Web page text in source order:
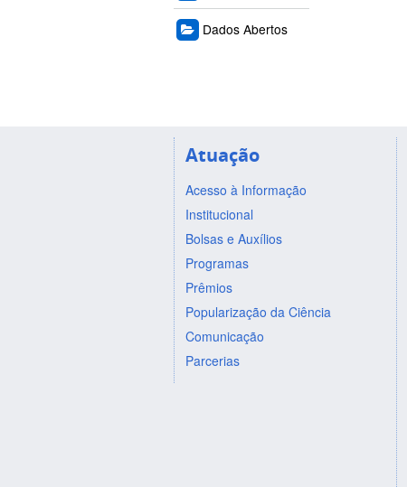
Dados Abertos
Atuação
Acesso à Informação
Institucional
Bolsas e Auxílios
Programas
Prêmios
Popularização da Ciência
Comunicação
Parcerias